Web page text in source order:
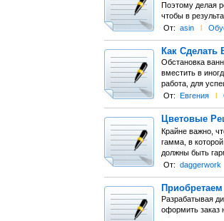
Поэтому делая
чтобы в
От: asin l
Как Сделать
Обстановка
вместить в
работа, для
От: Евгения l
Цветовые
Крайне важно,
гамма, в
должны быть
От: daggerwork
Разрабатывая
оформить заказ